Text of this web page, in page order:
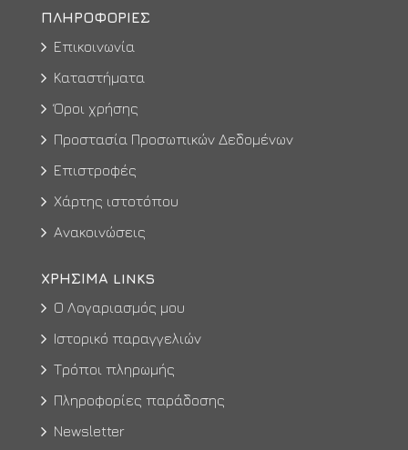
ΠΛΗΡΟΦΟΡΊΕΣ
Επικοινωνία
Καταστήματα
Όροι χρήσης
Προστασία Προσωπικών Δεδομένων
Επιστροφές
Χάρτης ιστοτόπου
Ανακοινώσεις
ΧΡΉΣΙΜΑ LINKS
Ο Λογαριασμός μου
Ιστορικό παραγγελιών
Τρόποι πληρωμής
Πληροφορίες παράδοσης
Newsletter